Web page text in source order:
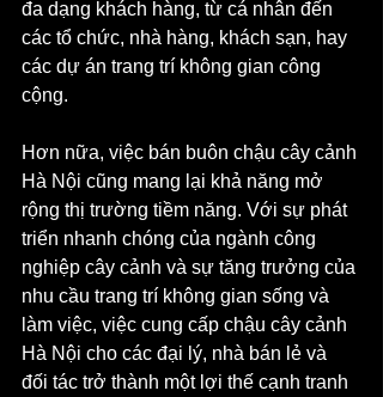
đa dạng khách hàng, từ cá nhân đến
các tổ chức, nhà hàng, khách sạn, hay
các dự án trang trí không gian công
cộng.
Hơn nữa, việc bán buôn chậu cây cảnh
Hà Nội cũng mang lại khả năng mở
rộng thị trường tiềm năng. Với sự phát
triển nhanh chóng của ngành công
nghiệp cây cảnh và sự tăng trưởng của
nhu cầu trang trí không gian sống và
làm việc, việc cung cấp chậu cây cảnh
Hà Nội cho các đại lý, nhà bán lẻ và
đối tác trở thành một lợi thế cạnh tranh